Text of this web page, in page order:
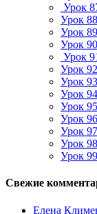
Урок
Урок
Урок
Урок
Урок
Урок
Урок
Урок
Урок
Урок
Урок
Урок
Урок
Свежие
Елена